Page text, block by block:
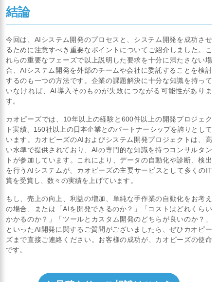
結論
今回は、AIシステム開発のプロセスと、システム開発を成功させ
るために注意すべき重要なポイントについてご紹介しました。こ
れらの重要なフェーズで以上説明した要求を十分に満たさない場
合、AIシステム開発を外部のチームや会社に委託することを検討
するのも一つの方法です。企業の課題解決に十分な知識を持って
いなければ、AI導入そのものが失敗につながる可能性がありま
す。
カオピーズでは、10年以上の経験と600件以上の開発プロジェク
ト実績、150社以上の日本企業とのパートナーシップを誇りとして
います。カオピーズのAIおよびシステム開発プロジェクトは、高
い水準で提供されており、AIの専門的な知識を持つコンサルタン
トが参加しています。これにより、データの自動化や診断、検出
を行うAIシステムが、カオピーズの主要サービスとして多くのIT
賞を受賞し、数々の実績を上げています。
もし、売上の向上、利益の増加、単純な手作業の自動化をお考え
の場合、または「AIを開発できるのか？」「コストはどれくらい
かかるのか？」「ツールとカスタム開発のどちらが良いのか？」
といったAI開発に関するご質問がございましたら、ぜひカオピー
ズまで直接ご連絡ください。お客様の成功が、カオピーズの使命
です。